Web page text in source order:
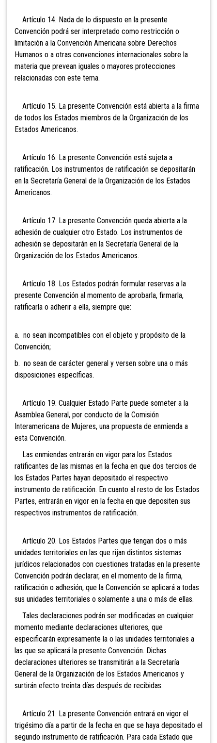
Artículo 14. Nada de lo dispuesto en la presente
Convención podrá ser interpretado como restricción o
limitación a la Convención Americana sobre Derechos
Humanos o a otras convenciones internacionales sobre la
materia que prevean iguales o mayores protecciones
relacionadas con este tema.
Artículo 15. La presente Convención está abierta a la firma
de todos los Estados miembros de la Organización de los
Estados Americanos.
Artículo 16. La presente Convención está sujeta a
ratificación. Los instrumentos de ratificación se depositarán
en la Secretaría General de la Organización de los Estados
Americanos.
Artículo 17. La presente Convención queda abierta a la
adhesión de cualquier otro Estado. Los instrumentos de
adhesión se depositarán en la Secretaría General de la
Organización de los Estados Americanos.
Artículo 18. Los Estados podrán formular reservas a la
presente Convención al momento de aprobarla, firmarla,
ratificarla o adherir a ella, siempre que:
a. no sean incompatibles con el objeto y propósito de la
Convención;
b. no sean de carácter general y versen sobre una o más
disposiciones específicas.
Artículo 19. Cualquier Estado Parte puede someter a la
Asamblea General, por conducto de la Comisión
Interamericana de Mujeres, una propuesta de enmienda a
esta Convención.
Las enmiendas entrarán en vigor para los Estados
ratificantes de las mismas en la fecha en que dos tercios de
los Estados Partes hayan depositado el respectivo
instrumento de ratificación. En cuanto al resto de los Estados
Partes, entrarán en vigor en la fecha en que depositen sus
respectivos instrumentos de ratificación.
Artículo 20. Los Estados Partes que tengan dos o más
unidades territoriales en las que rijan distintos sistemas
jurídicos relacionados con cuestiones tratadas en la presente
Convención podrán declarar, en el momento de la firma,
ratificación o adhesión, que la Convención se aplicará a todas
sus unidades territoriales o solamente a una o más de ellas.
Tales declaraciones podrán ser modificadas en cualquier
momento mediante declaraciones ulteriores, que
especificarán expresamente la o las unidades territoriales a
las que se aplicará la presente Convención. Dichas
declaraciones ulteriores se transmitirán a la Secretaría
General de la Organización de los Estados Americanos y
surtirán efecto treinta días después de recibidas.
Artículo 21. La presente Convención entrará en vigor el
trigésimo día a partir de la fecha en que se haya depositado el
segundo instrumento de ratificación. Para cada Estado que